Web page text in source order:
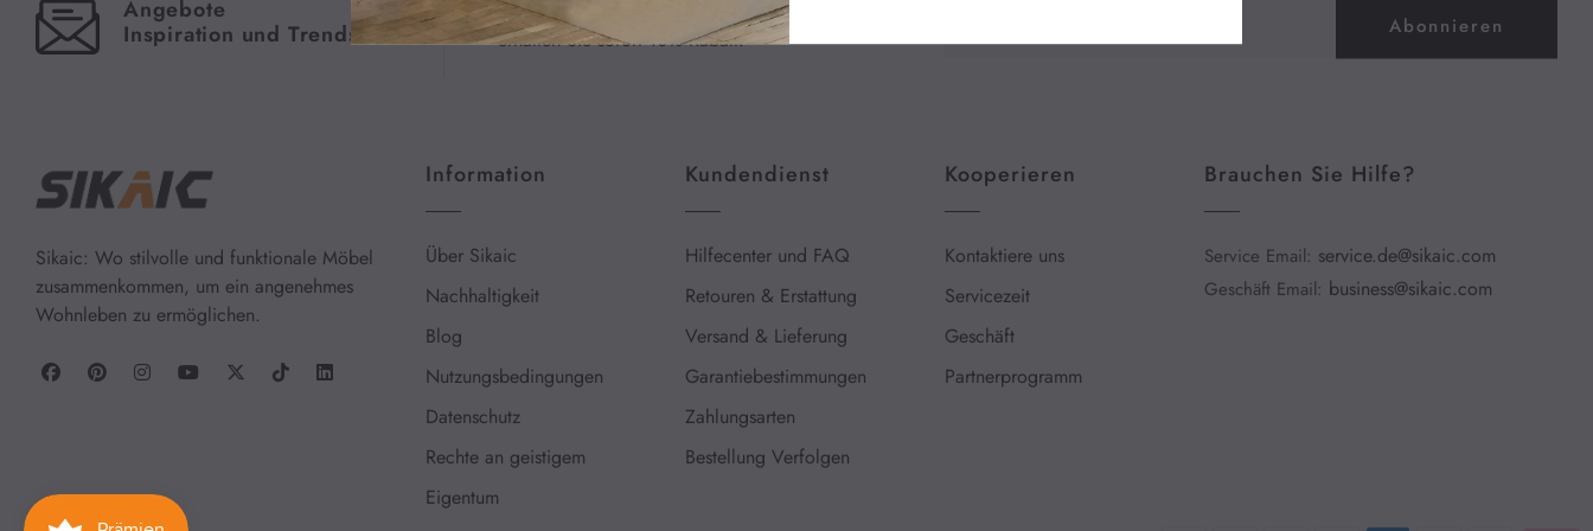
-
300.00€
Farbe
Angebote
Inspiration und Trends
Melden Sie sich für unseren Newsletter an und
erhalten Sie sofort 10% Rabatt.
Abonnieren
Sikaic: Wo stilvolle und funktionale Möbel
zusammenkommen, um ein angenehmes
Wohnleben zu ermöglichen.
Information
Über Sikaic
Nachhaltigkeit
Blog
Nutzungsbedingungen
Datenschutz
Rechte an geistigem
Eigentum
Kundendienst
Hilfecenter und FAQ
Retouren & Erstattung
Versand & Lieferung
Garantiebestimmungen
Zahlungsarten
Bestellung Verfolgen
Kooperieren
Kontaktiere uns
Servicezeit
Geschäft
Partnerprogramm
Brauchen Sie Hilfe?
Service Email: service.de@sikaic.com
Geschäft Email: business@sikaic.com